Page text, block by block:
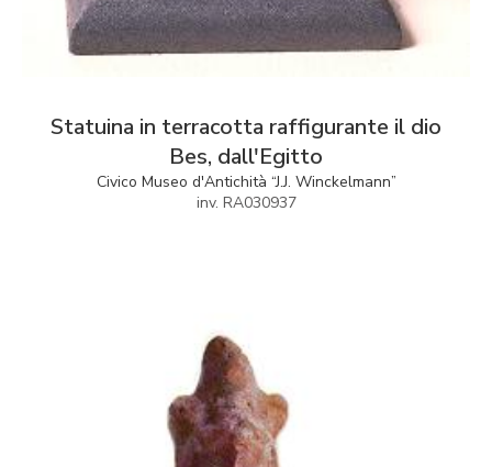
Statuina in terracotta raffigurante il dio
Bes, dall'Egitto
Civico Museo d'Antichità “J.J. Winckelmann”
inv. RA030937